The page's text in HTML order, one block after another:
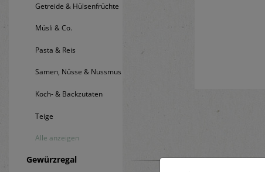
Getreide & Hülsenfrüchte
Müsli & Co.
Pasta & Reis
Samen, Nüsse & Nussmus
Koch- & Backzutaten
Teige
Alle anzeigen
Gewürzregal